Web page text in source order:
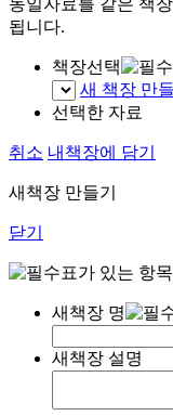
됩니다.
책장선택
새 책장 만
선택한 자료
취소 내책장에 담기
새책장 만들기
닫기
표가 있는 항
새책장 명
새책장 설명